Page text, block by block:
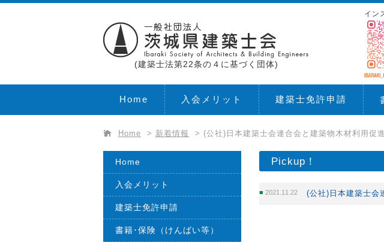
(建築士法第22条の４に基づく団体)
イン
Home 入会メリット 建築士免許申請
Home > 新着情報 > (公社)日本建築士会連合会と建築物木材利用促
Pickup！
2021.11.22 (公社)日本建築士会
Home
入会メリット
建築士免許申請
書籍･保険（けんばい等）